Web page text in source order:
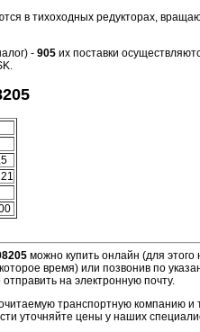
в тихоходных редукторах,
- 905 их поставки
можно купить онлайн (для
время) или позвонив по
на электронную почту.
транспортную компанию
уточняйте цены у наших